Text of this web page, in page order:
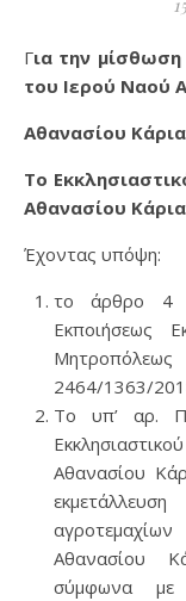
Για την μίσθωση δύο (2) αγροτεμαχίων κυριότητος
του Ιερού Ναού
Αθανασίου
Το
Αθανασίου
Έχοντας υπόψη:
το άρθρο 4
Εκποιήσεως
2464/1363/
Το υπ’ αρ.
Αθανασίου
Αθανασίου
σύμφωνα